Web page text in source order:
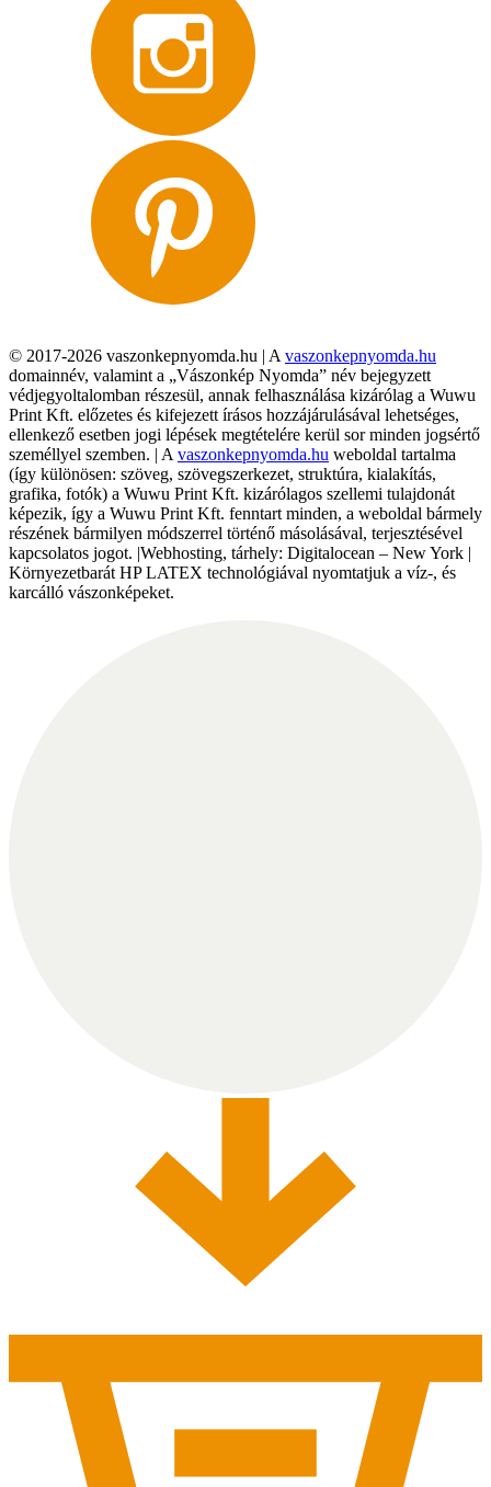
© 2017-2026 vaszonkepnyomda.hu | A vaszonkepnyomda.hu
domainnév, valamint a „Vászonkép Nyomda” név bejegyzett
védjegyoltalomban részesül, annak felhasználása kizárólag a Wuwu
Print Kft. előzetes és kifejezett írásos hozzájárulásával lehetséges,
ellenkező esetben jogi lépések megtételére kerül sor minden jogsértő
személlyel szemben. | A vaszonkepnyomda.hu weboldal tartalma
(így különösen: szöveg, szövegszerkezet, struktúra, kialakítás,
grafika, fotók) a Wuwu Print Kft. kizárólagos szellemi tulajdonát
képezik, így a Wuwu Print Kft. fenntart minden, a weboldal bármely
részének bármilyen módszerrel történő másolásával, terjesztésével
kapcsolatos jogot. |Webhosting, tárhely: Digitalocean – New York |
Környezetbarát HP LATEX technológiával nyomtatjuk a víz-, és
karcálló vászonképeket.